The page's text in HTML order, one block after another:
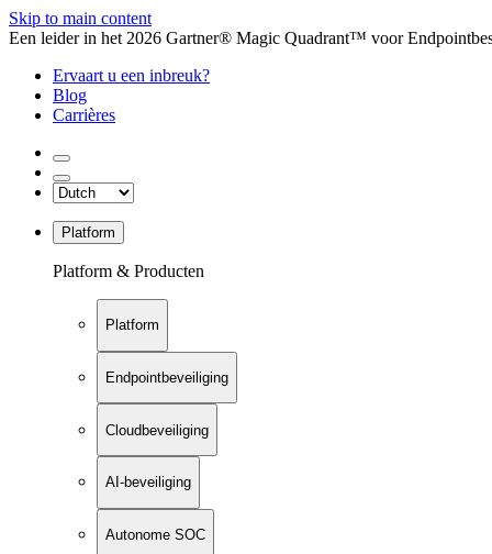
Skip to main content
Een leider in het 2026 Gartner® Magic Quadrant™ voor
Ervaart u een inbreuk?
Blog
Carrières
Platform
Platform & Producten
Platform
Endpointbeveiliging
Cloudbeveiliging
AI-beveiliging
Autonome SOC